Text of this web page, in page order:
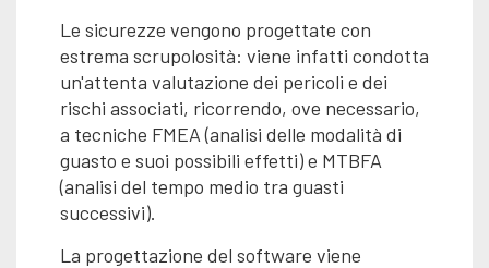
Le sicurezze vengono progettate con
estrema scrupolosità: viene infatti condotta
un'attenta valutazione dei pericoli e dei
rischi associati, ricorrendo, ove necessario,
a tecniche FMEA (analisi delle modalità di
guasto e suoi possibili effetti) e MTBFA
(analisi del tempo medio tra guasti
successivi).
La progettazione del software viene